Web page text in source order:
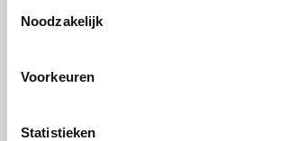
Noodzakelijk
Voorkeuren
Statistieken